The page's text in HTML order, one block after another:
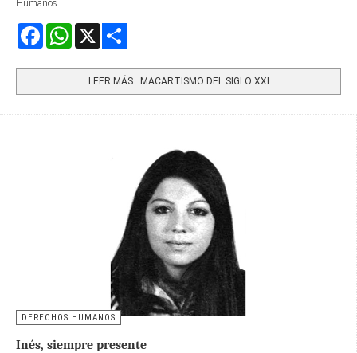
Humanos.
FacebookWhatsApp
LEER MÁS…MACARTISMO DEL SIGLO XXI
DERECHOS HUMANOS
Inés, siempre presente